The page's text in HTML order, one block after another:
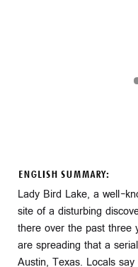
ENGLISH SUMMARY:
Lady Bird Lake, a well-
site of a disturbing
there over the past three
are spreading that a
Austin, Texas. Locals